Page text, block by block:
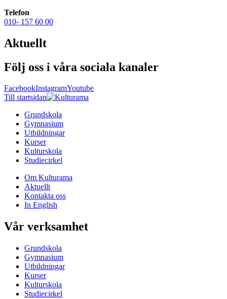
Telefon
010- 157 60 00
Aktuellt
Följ oss i våra sociala kanaler
FacebookInstagramYoutube
Till startsidan
Grundskola
Gymnasium
Utbildningar
Kurser
Kulturskola
Studiecirkel
Om Kulturama
Aktuellt
Kontakta oss
In English
Vår verksamhet
Grundskola
Gymnasium
Utbildningar
Kurser
Kulturskola
Studiecirkel